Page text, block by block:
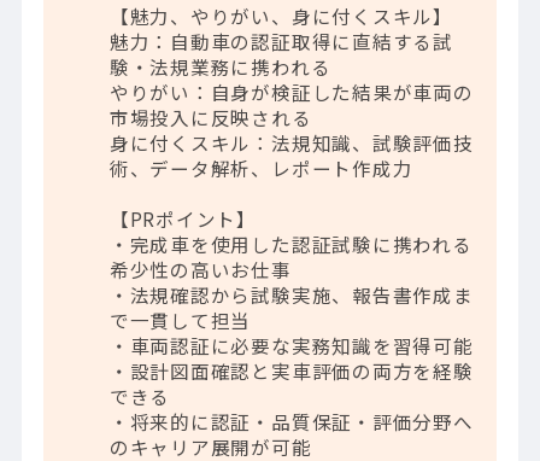
【魅力、やりがい、身に付くスキル】
魅力：自動車の認証取得に直結する試
験・法規業務に携われる
やりがい：自身が検証した結果が車両の
市場投入に反映される
身に付くスキル：法規知識、試験評価技
術、データ解析、レポート作成力
【PRポイント】
・完成車を使用した認証試験に携われる
希少性の高いお仕事
・法規確認から試験実施、報告書作成ま
で一貫して担当
・車両認証に必要な実務知識を習得可能
・設計図面確認と実車評価の両方を経験
できる
・将来的に認証・品質保証・評価分野へ
のキャリア展開が可能